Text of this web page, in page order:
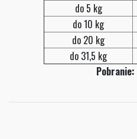
do 5 kg
do 10 kg
do 20 kg
do 31,5 kg
Pobranie: